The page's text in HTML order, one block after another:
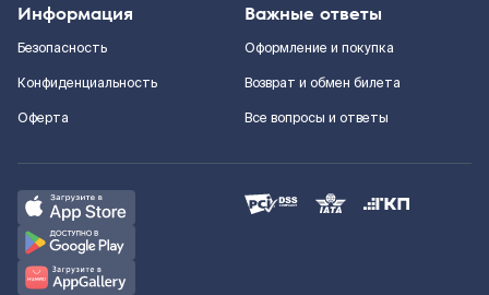
Информация
Безопасность
Конфиденциальность
Оферта
Важные ответы
Оформление и покупка
Возврат и обмен билета
Все вопросы и ответы